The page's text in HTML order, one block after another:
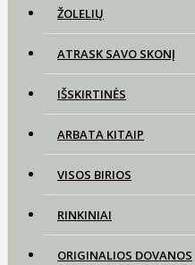
ŽOLELIŲ
ATRASK SAVO SKONĮ
IŠSKIRTINĖS
ARBATA KITAIP
VISOS BIRIOS
RINKINIAI
ORIGINALIOS DOVANOS